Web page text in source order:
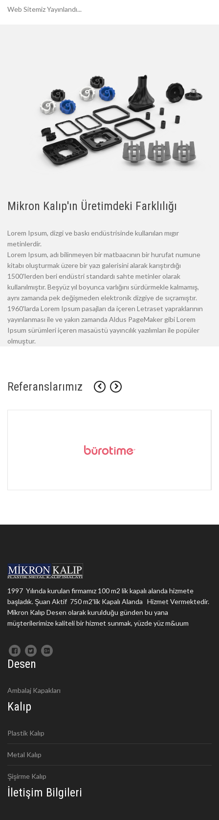
Web Sitemiz Yayınlandı...
Mikron Kalıp'ın Üretimdeki Farklılığı
Lorem Ipsum, dizgi ve baskı endüstrisinde kullanılan mıgır
metinlerdir.
Lorem Ipsum, adı bilinmeyen bir matbaacının bir hurufat numune
kitabı oluşturmak üzere bir yazı galerisini alarak karıştırdığı
1500'lerden beri endüstri standardı sahte metinler olarak
kullanılmıştır. Beşyüz yıl boyunca varlığını sürdürmekle kalmamış,
aynı zamanda pek değişmeden elektronik dizgiye de sıçramıştır.
1960'larda Lorem Ipsum pasajları da içeren Letraset yapraklarının
yayınlanması ile ve yakın zamanda Aldus PageMaker gibi Lorem
Ipsum sürümleri içeren masaüstü yayıncılık yazılımları ile popüler
olmuştur.
Referanslarımız
1997 Yılında kurulan firmamız 100 m2 lik kapalı alanda hizmete
başladık. Şuan Aktif 750 m2'lik Kapalı Alanda Hizmet Vermektedir.
Mikron Kalıp Desen olarak kurulduğu günden bu yana
müşterilerimize kaliteli bir hizmet sunmak, yüzde yüz m&uum
Desen
Ambalaj Kapakları
Kalıp
Plastik Kalıp
Metal Kalıp
Şişirme Kalıp
İletişim Bilgileri